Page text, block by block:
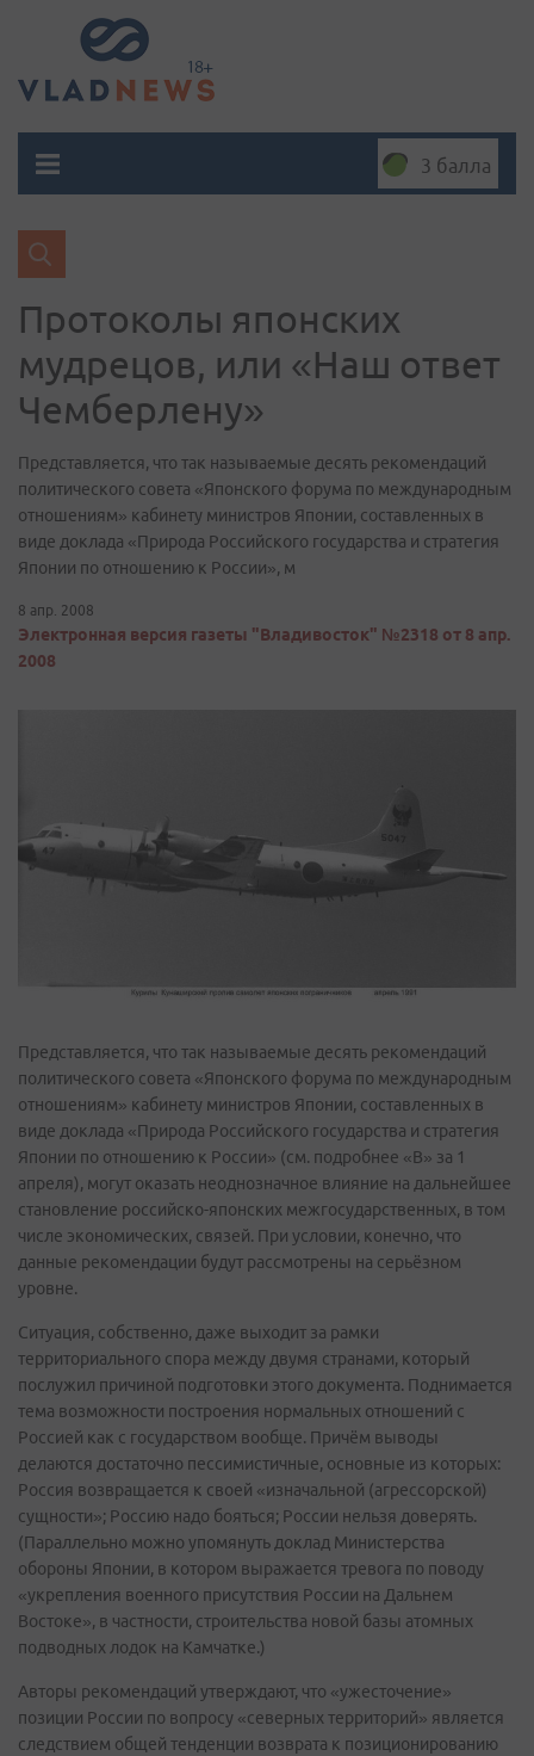
3 балла
Протоколы японских
мудрецов, или «Наш ответ
Чемберлену»
Представляется, что так называемые десять рекомендаций
политического совета «Японского форума по международным
отношениям» кабинету министров Японии, составленных в
виде доклада «Природа Российского государства и стратегия
Японии по отношению к России», м
8 апр. 2008
Электронная версия газеты "Владивосток" №2318 от 8 апр.
2008
Представляется, что так называемые десять рекомендаций
политического совета «Японского форума по международным
отношениям» кабинету министров Японии, составленных в
виде доклада «Природа Российского государства и стратегия
Японии по отношению к России» (см. подробнее «В» за 1
апреля), могут оказать неоднозначное влияние на дальнейшее
становление российско-японских межгосударственных, в том
числе экономических, связей. При условии, конечно, что
данные рекомендации будут рассмотрены на серьёзном
уровне.
Ситуация, собственно, даже выходит за рамки
территориального спора между двумя странами, который
послужил причиной подготовки этого документа. Поднимается
тема возможности построения нормальных отношений с
Россией как с государством вообще. Причём выводы
делаются достаточно пессимистичные, основные из которых:
Россия возвращается к своей «изначальной (агрессорской)
сущности»; Россию надо бояться; России нельзя доверять.
(Параллельно можно упомянуть доклад Министерства
обороны Японии, в котором выражается тревога по поводу
«укрепления военного присутствия России на Дальнем
Востоке», в частности, строительства новой базы атомных
подводных лодок на Камчатке.)
Авторы рекомендаций утверждают, что «ужесточение»
позиции России по вопросу «северных территорий» является
следствием общей тенденции возврата к позиционированию